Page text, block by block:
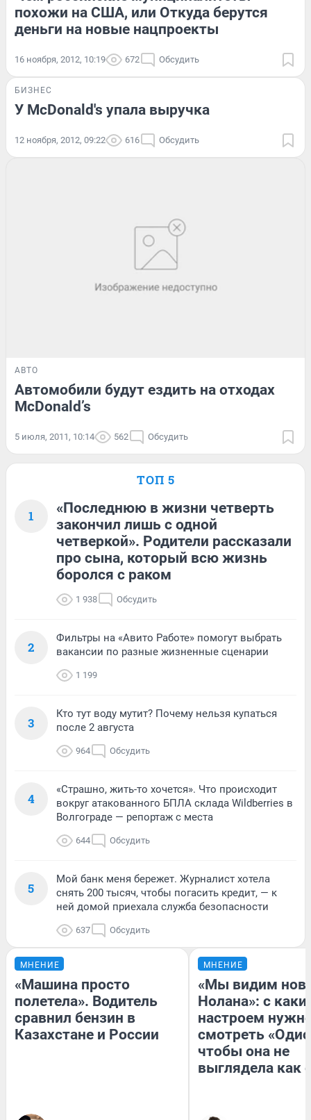
похожи на США, или Откуда берутся
деньги на новые нацпроекты
16 ноября, 2012, 10:19 672 Обсудить
БИЗНЕС
У McDonald's упала выручка
12 ноября, 2012, 09:22 616 Обсудить
АВТО
Автомобили будут ездить на отходах
McDonald’s
5 июля, 2011, 10:14 562 Обсудить
ТОП 5
1
«Последнюю в жизни четверть
закончил лишь с одной
четверкой». Родители рассказали
про сына, который всю жизнь
боролся с раком
1 938 Обсудить
2
Фильтры на «Авито Работе» помогут выбрать
вакансии по разные жизненные сценарии
1 199
3
Кто тут воду мутит? Почему нельзя купаться
после 2 августа
964 Обсудить
4
«Страшно, жить-то хочется». Что происходит
вокруг атакованного БПЛА склада Wildberries в
Волгограде — репортаж с места
644 Обсудить
5
Мой банк меня бережет. Журналист хотела
снять 200 тысяч, чтобы погасить кредит, — к
ней домой приехала служба безопасности
637 Обсудить
МНЕНИЕ
«Машина просто
полетела». Водитель
сравнил бензин в
Казахстане и России
МНЕНИЕ
«Мы видим
Нолана»: с
настроем
смотреть
чтобы она не
выглядела как